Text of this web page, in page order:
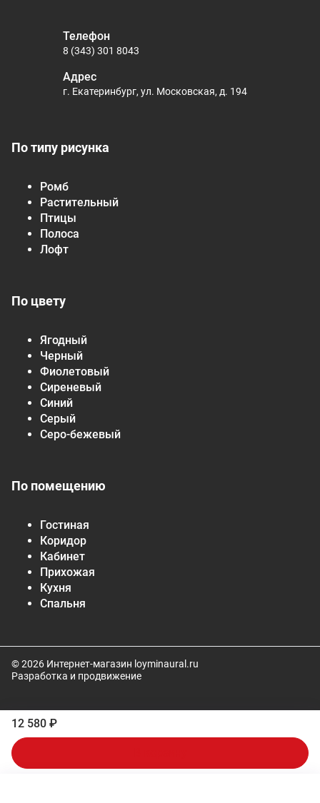
12 580 ₽
По типу рисунка
Ромб
Растительный
Птицы
Полоса
Лофт
По цвету
Ягодный
Черный
Фиолетовый
Сиреневый
Синий
Серый
Серо-бежевый
По помещению
Гостиная
Коридор
Кабинет
Прихожая
Кухня
Спальня
Телефон
8 (343) 301 8043
Адрес
г. Екатеринбург, ул. Московская, д. 194
© 2026 Интернет-магазин loyminaural.ru
Разработка и продвижение